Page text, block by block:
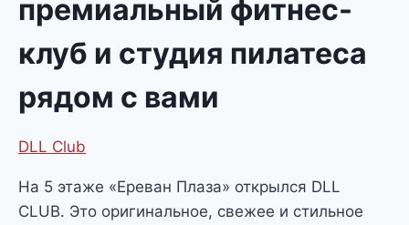
премиальный фитнес-
клуб и студия пилатеса
рядом с вами
DLL Club
На 5 этаже «Ереван Плаза» открылся DLL
CLUB. Это оригинальное, свежее и стильное